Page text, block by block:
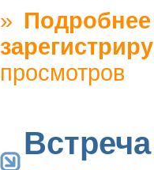
» Подробнее
просмотров